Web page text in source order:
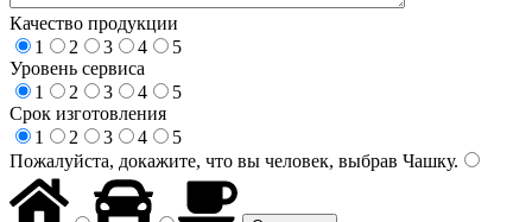
Качество продукции
1
2 3 4
5
Уровень сервиса
1
2 3 4
5
Срок изготовления
1
2 3 4
5
Пожалуйста, докажите, что вы человек, выбрав Чашку.